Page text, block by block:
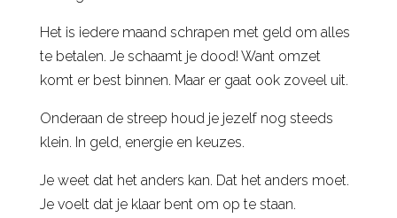
Het is iedere maand schrapen met geld om alles
te betalen. Je schaamt je dood! Want omzet
komt er best binnen. Maar er gaat ook zoveel uit.
Onderaan de streep houd je jezelf nog steeds
klein. In geld, energie en keuzes.
Je weet dat het anders kan. Dat het anders moet.
Je voelt dat je klaar bent om op te staan.